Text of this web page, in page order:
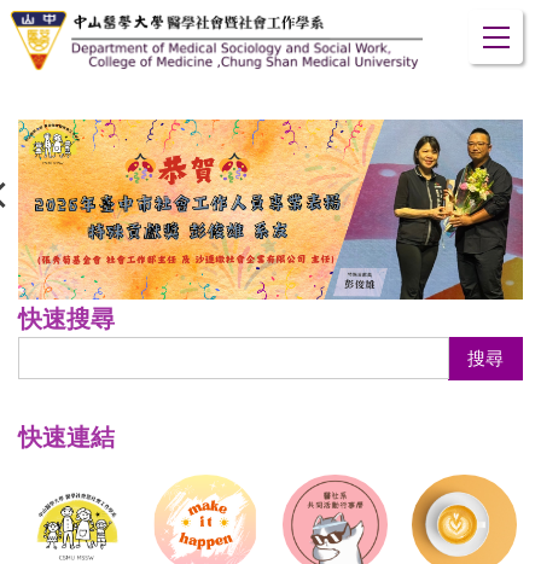
跳
到
內
容
區
快速搜尋
搜尋
快速連結